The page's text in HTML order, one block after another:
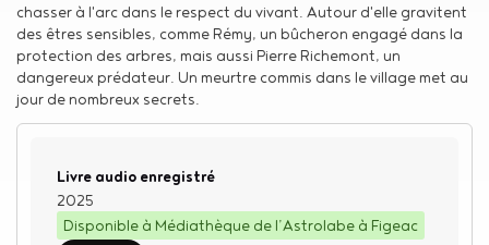
chasser à l'arc dans le respect du vivant. Autour d'elle gravitent
des êtres sensibles, comme Rémy, un bûcheron engagé dans la
protection des arbres, mais aussi Pierre Richemont, un
dangereux prédateur. Un meurtre commis dans le village met au
jour de nombreux secrets.
Type de support matériel
Livre audio enregistré
2025
Disponible à Médiathèque de l’Astrolabe à Figeac